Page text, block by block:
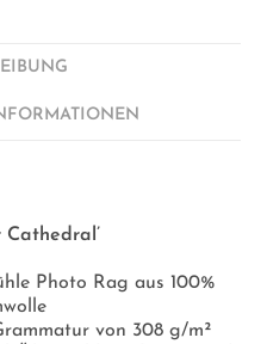
Cathedral’
Photo Rag aus 100%
von 308 g/m²